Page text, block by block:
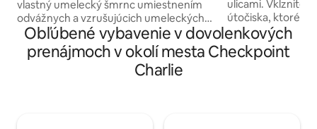
vlastný umelecký šmrnc umiestnením
odvážnych a vzrušujúcich umeleckých
kúskov do každej miestnosti. S podlahou
z tvrdého dreva a čiernobielym
príslušenstvom má každý priestor
elegantný šarm a charakter. Impressum
ulicami. Vkĺznite
útočiska, ktoré je
horúcimi letnými
sa do sviežej,
súkromnej vírivky
Obľúbené vybavenie v dovolenkových
prenájmoch v okolí mesta Checkpoint
Charlie